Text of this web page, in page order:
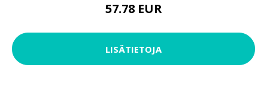
57.78 EUR
LISÄTIETOJA